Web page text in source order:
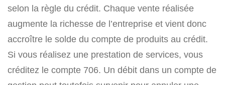
selon la règle du crédit. Chaque vente réalisée
augmente la richesse de l’entreprise et vient donc
accroître le solde du compte de produits au crédit.
Si vous réalisez une prestation de services, vous
créditez le compte 706. Un débit dans un compte de